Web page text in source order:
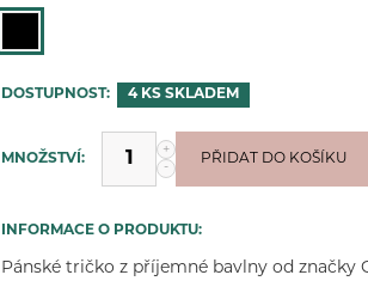
DOSTUPNOST: 4 KS SKLADEM
MNOŽSTVÍ:
+
-
PŘIDÁNO PŘIDAT DO KOŠÍKU
INFORMACE O PRODUKTU:
Pánské tričko z příjemné bavlny od